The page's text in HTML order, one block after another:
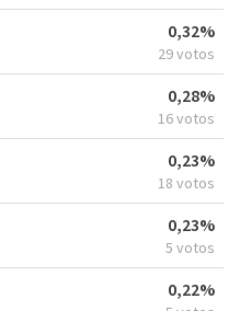
0,32%
29 votos
0,28%
16 votos
0,23%
18 votos
0,23%
5 votos
0,22%